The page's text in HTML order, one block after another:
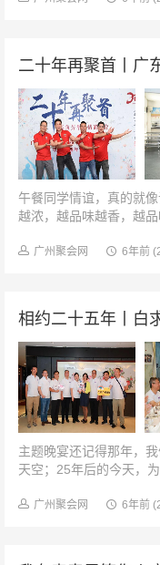
午餐同学情谊，真的就
越浓，越品味越香，越
的经历和故事，谈论着
广州聚会网 6年前
主题晚宴还记得那年，
天空；25年后的今天，
学们同游羊城，像是回
广州聚会网 6年前